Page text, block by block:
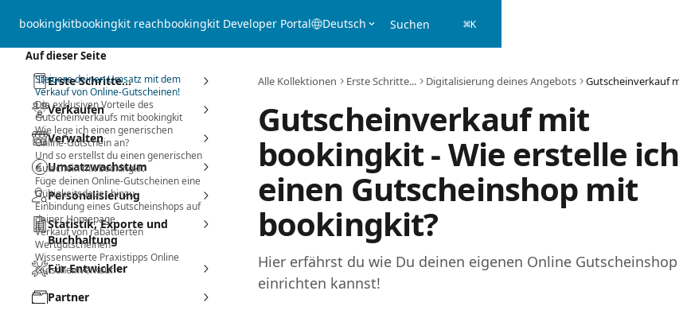
bookingkitbookingkit reachbookingkit Developer Portal Deutsch Suchen ⌘K
Erste Schritte...
Verkaufen
Verwalten
Umsatzwachstum
Personalisierung
Statistik, Exporte und
Buchhaltung
Für Entwickler
Partner
Alle Kollektionen Erste Schritte... Digitalisierung deines Angebots
Gutscheinverkauf mit
bookingkit - Wie erstelle ich
einen Gutscheinshop mit
bookingkit?
Hier erfährst du wie Du deinen eigenen Online Gutscheinshop
einrichten kannst!
Auf dieser Seite
Steigere deinen Umsatz mit dem
Verkauf von Online-Gutscheinen!
Die exklusiven Vorteile des
Gutscheinverkaufs mit bookingkit
Wie lege ich einen generischen
Online-Gutschein an?
Und so erstellst du einen generischen
Gutschein mit bookingkit
Füge deinen Online-Gutscheinen eine
Gültigkeitsdauer hinzu
Einbindung eines Gutscheinshops auf
deiner Homepage
Verkauf von rabattierten
Wertgutscheinen
Wissenswerte Praxistipps Online
Gutscheinverkauf